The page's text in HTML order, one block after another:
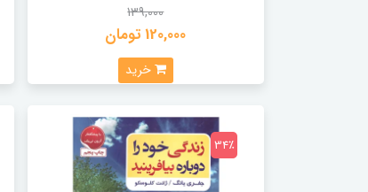
139,000
120,000 تومان
خرید
34٪